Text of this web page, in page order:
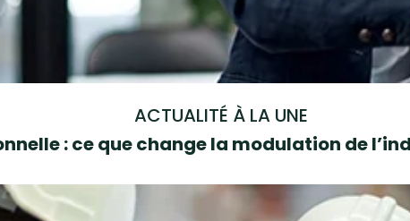
ACTUALITÉ À LA UNE
: ce que change la modulation de